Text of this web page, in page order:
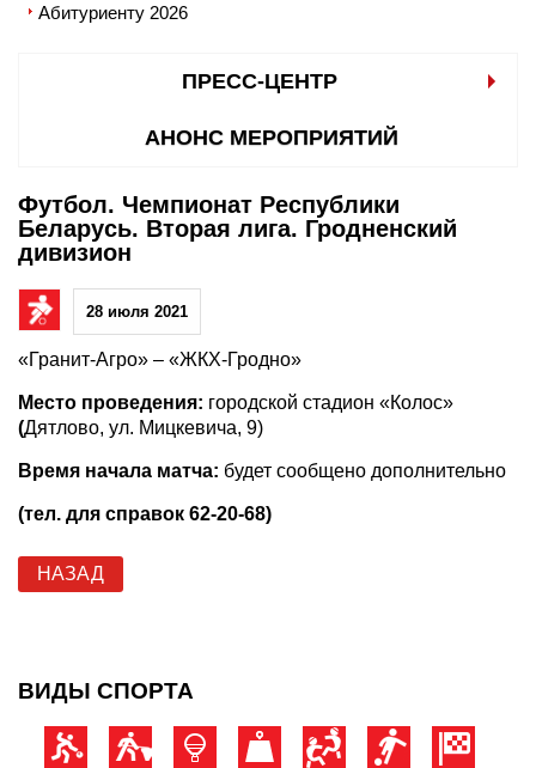
Абитуриенту 2026
ПРЕСС-ЦЕНТР
АНОНС МЕРОПРИЯТИЙ
Футбол. Чемпионат Республики
Беларусь. Вторая лига. Гродненский
дивизион
28 июля 2021
«Гранит-Агро» – «ЖКХ-Гродно»
Место проведения: городской стадион «Колос»
(Дятлово, ул. Мицкевича, 9)
Время начала матча: будет сообщено дополнительно
(тел. для справок 62-20-68)
НАЗАД
ВИДЫ СПОРТА